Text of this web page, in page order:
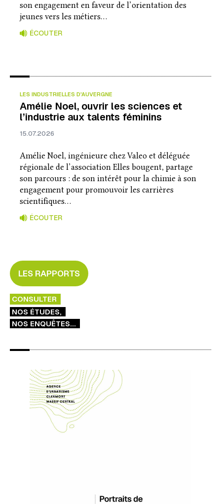
son engagement en faveur de l’orientation des
jeunes vers les métiers…
ÉCOUTER
LES INDUSTRIELLES D'AUVERGNE
Amélie Noel, ouvrir les sciences et
l’industrie aux talents féminins
15.07.2026
Amélie Noel, ingénieure chez Valeo et déléguée
régionale de l’association Elles bougent, partage
son parcours : de son intérêt pour la chimie à son
engagement pour promouvoir les carrières
scientifiques…
ÉCOUTER
LES RAPPORTS
CONSULTER
NOS ÉTUDES,
NOS ENQUÊTES...